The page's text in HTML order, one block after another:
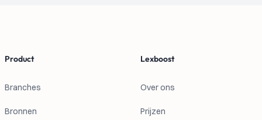
Product
Branches
Bronnen
Lexboost
Over ons
Prijzen